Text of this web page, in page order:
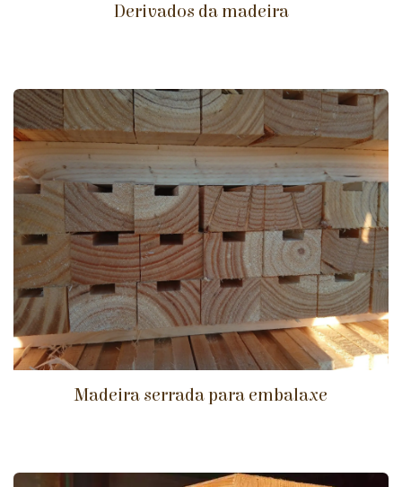
Derivados da madeira
Madeira serrada para embalaxe